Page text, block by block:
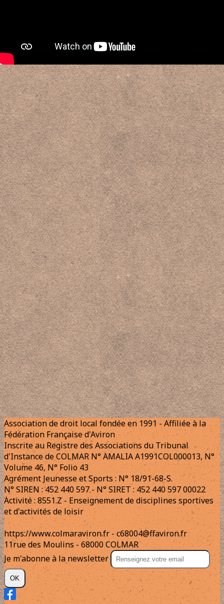
Association de droit local fondée en 1991 - Affiliée à la
Fédération Française d'Aviron
Inscrite au Registre des Associations du Tribunal
d'Instance de COLMAR N° AMALIA A1991COL000013, N°
Volume 46, N° Folio 43
Agrément Jeunesse et Sports : N° 18/91-68-S.
N° SIREN : 452 440 597 - N° SIRET : 452 440 597 00022
Activité : 8551.Z - Enseignement de disciplines sportives
et d'activités de loisir
https://www.colmaraviron.fr - c68004@ffaviron.fr
11rue des Moulins - 68000 COLMAR
Je m'abonne à la newsletter
OK